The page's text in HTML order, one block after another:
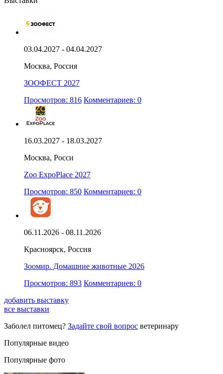
03.04.2027 - 04.04.2027
Москва, Россия
ЗООФЕСТ 2027
Просмотров: 816 Комментариев: 0
16.03.2027 - 18.03.2027
Москва, Росси
Zoo ExpoPlace 2027
Просмотров: 850 Комментариев: 0
06.11.2026 - 08.11.2026
Красноярск, Россия
Зоомир. Домашние животные 2026
Просмотров: 893 Комментариев: 0
добавить выставку
все выставки
Заболел питомец? Задайте свой вопрос ветеринару
Популярные видео
Популярные фото